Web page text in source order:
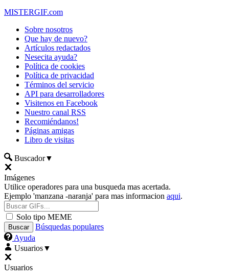
MISTERGIF.com
Sobre nosotros
Que hay de nuevo?
Artículos redactados
Nesecita ayuda?
Política de cookies
Política de privacidad
Términos del servicio
API para desarrolladores
Visitenos en Facebook
Nuestro canal RSS
Recomiéndanos!
Páginas amigas
Libro de visitas
Buscador▼
Imágenes
Utilice operadores para una busqueda mas acertada.
Ejemplo 'manzana -naranja' para mas informacion aqui.
Solo tipo MEME
Búsquedas populares
Ayuda
Usuarios▼
Usuarios